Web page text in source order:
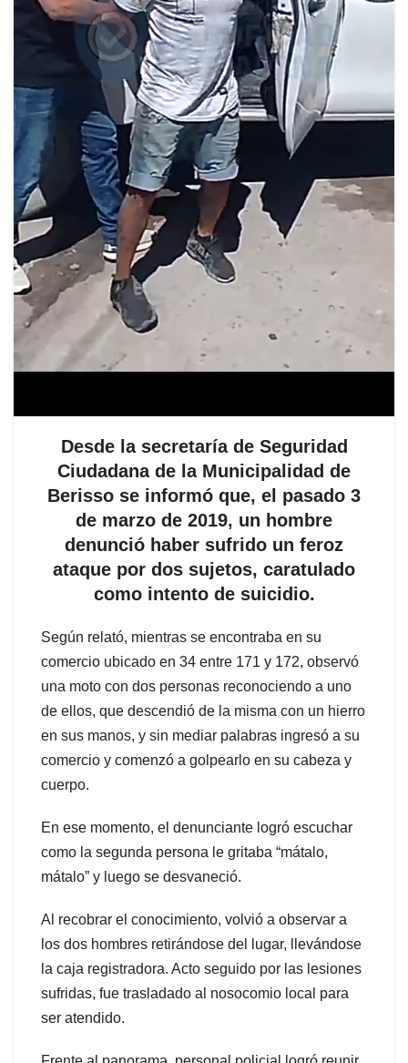
Desde la secretaría de Seguridad
Ciudadana de la Municipalidad de
Berisso se informó que, el pasado 3
de marzo de 2019, un hombre
denunció haber sufrido un feroz
ataque por dos sujetos, caratulado
como intento de suicidio.
Según relató, mientras se encontraba en su
comercio ubicado en 34 entre 171 y 172, observó
una moto con dos personas reconociendo a uno
de ellos, que descendió de la misma con un hierro
en sus manos, y sin mediar palabras ingresó a su
comercio y comenzó a golpearlo en su cabeza y
cuerpo.
En ese momento, el denunciante logró escuchar
como la segunda persona le gritaba “mátalo,
mátalo” y luego se desvaneció.
Al recobrar el conocimiento, volvió a observar a
los dos hombres retirándose del lugar, llevándose
la caja registradora. Acto seguido por las lesiones
sufridas, fue trasladado al nosocomio local para
ser atendido.